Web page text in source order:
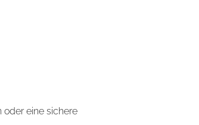
oder eine sichere